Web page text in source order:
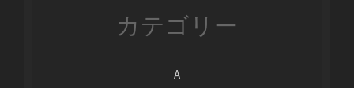
カテゴリー
A